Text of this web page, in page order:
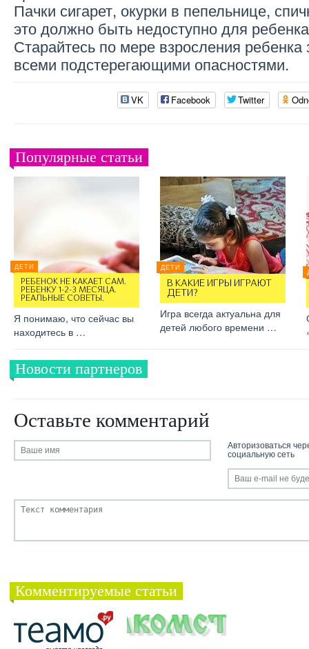
Пачки сигарет, окурки в пепельнице,
это должно быть недоступно для
Старайтесь по мере взросления ребенка
всеми подстерегающими опасностями.
VK Facebook Twitter
Популярные статьи
ДЕТИ
РЕБЕНОК НЕ КАКАЕТ САМ.
РЕБЕНКУ 1-2-3 МЕСЯЦА.
РЕАЛЬНЫЕ СОВЕТЫ.
Я понимаю, что сейчас вы
находитесь в …
ДЕТИ
В КАКИЕ ИГРЫ ИГРАЮТ
ДЕТИ?
Игра всегда актуальна для
детей любого времени …
Новости партнеров
Оставьте комментарий
Авторизоваться
социальную сеть
Комментируемые статьи